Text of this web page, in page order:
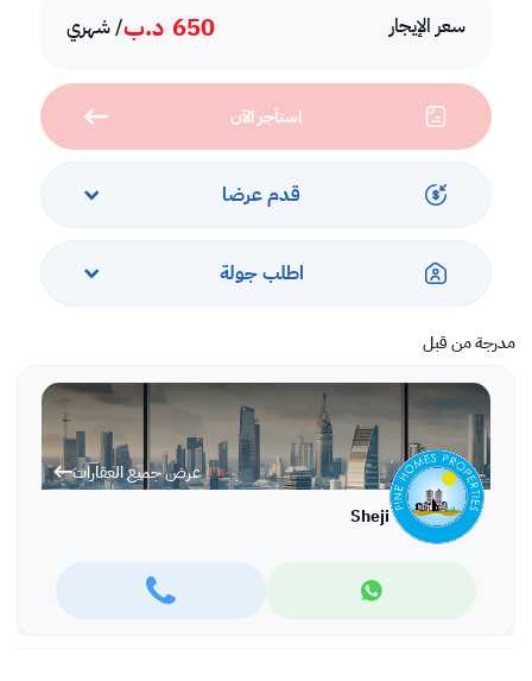
سعر الإيجار 650 د.ب/ شهري
استأجر الآن
قدم عرضا
اطلب جولة
مدرجة من قبل
عرض جميع العقارات
Sheji
الطابق الثاني: غرفة خادمة ملحق بها حمام
نحن نتعامل فقط على أساس عقود سنوية ونوفر لعملائنا عملًا احترافيًا للغاية